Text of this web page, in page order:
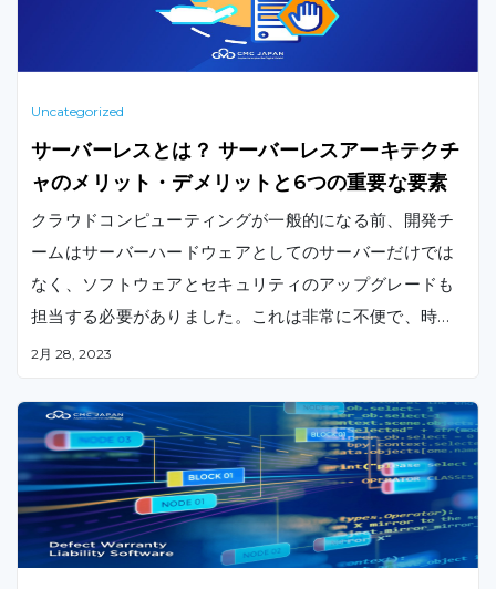
Uncategorized
サーバーレスとは？ サーバーレスアーキテクチ
ャのメリット・デメリットと6つの重要な要素
クラウドコンピューティングが一般的になる前、開発チ
ームはサーバーハードウェアとしてのサーバーだけでは
なく、ソフトウェアとセキュリティのアップグレードも
担当する必要がありました。これは非常に不便で、時間
も費用もかかりました。 しかし、サードパーティ企業に
現により、開発チームはインフラストラクチャを気にせ
ずにサービスを開発及び実行できるようになりました。
本記事では、サーバーレスとは何か、そしてサーバーレ
スのメリットとデメリットについて解説します。
2月 28, 2023